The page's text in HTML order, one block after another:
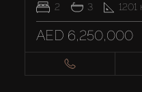
2
3 1201
AED 6,250,000